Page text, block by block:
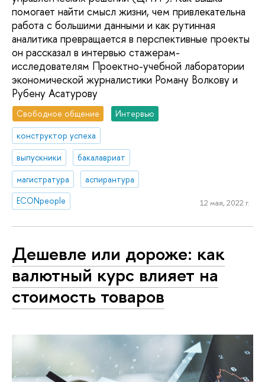
помогает найти смысл жизни, чем привлекательна
работа с большими данными и как рутинная
аналитика превращается в перспективные проекты
он рассказал в интервью стажерам-
исследователям Проектно-учебной лаборатории
экономической журналистики Роману Волкову и
Рубену Асатурову
Свободное общение
Интервью
конструктор успеха
выпускники
бакалавриат
магистратура
аспирантура
ECONpeople
12 мая, 2022 г.
Дешевле или дороже: как
валютный курс влияет на
стоимость товаров